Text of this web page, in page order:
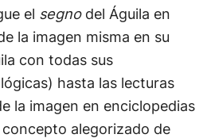
el segnodel Águila en
la imagen misma en su
con todas sus
hasta las lecturas
la imagen en enciclopedias
alegorizado de